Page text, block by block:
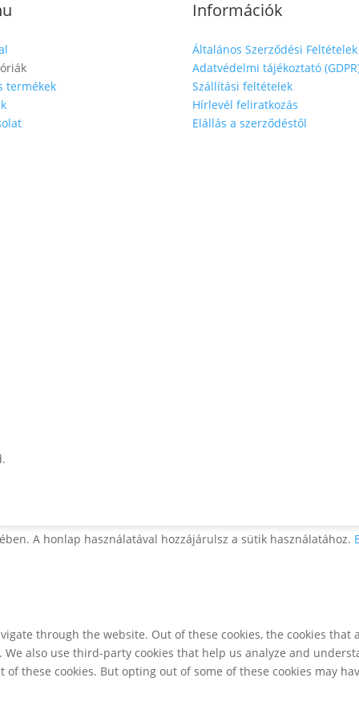
termékek
Információk
Általános Szerződési Feltételek
Adatvédelmi tájékoztató
Szállítási feltételek
Hírlevél feliratkozás
Elállás a szerződéstől
A honlap használatával hozzájárulsz a sütik használatához.
through the website. Out of these cookies, the cookies
also use third-party cookies that help us analyze and
these cookies. But opting out of some of these cookies may